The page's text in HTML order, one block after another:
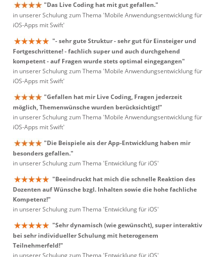
"Das Live Coding hat mit gut gefallen."
in unserer Schulung zum Thema 'Mobile Anwendungsentwicklung für
iOS-Apps mit Swift'
"- sehr gute Struktur - sehr gut für Einsteiger und
Fortgeschrittene! - fachlich super und auch durchgehend
kompetent - auf Fragen wurde stets optimal eingegangen"
in unserer Schulung zum Thema 'Mobile Anwendungsentwicklung für
iOS-Apps mit Swift'
"Gefallen hat mir Live Coding, Fragen jederzeit
möglich, Themenwünsche wurden berücksichtigt!"
in unserer Schulung zum Thema 'Mobile Anwendungsentwicklung für
iOS-Apps mit Swift'
"Die Beispiele ais der App-Entwicklung haben mir
besonders gefallen."
in unserer Schulung zum Thema 'Entwicklung für iOS'
"Beeindruckt hat mich die schnelle Reaktion des
Dozenten auf Wünsche bzgl. Inhalten sowie die hohe fachliche
Kompetenz!"
in unserer Schulung zum Thema 'Entwicklung für iOS'
"Sehr dynamisch (wie gewünscht), super interaktiv
bei sehr individueller Schulung mit heterogenem
Teilnehmerfeld!"